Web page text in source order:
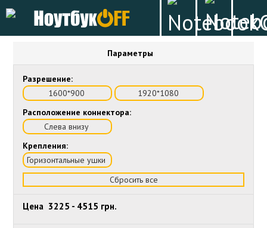
Параметры
Разрешение:
1600*900
1920*1080
Расположение коннектора:
Слева внизу
Крепления:
Горизонтальные ушки
Сбросить все
Цена 3225 - 4515 грн.